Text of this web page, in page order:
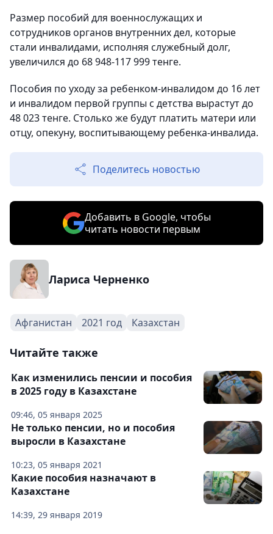
Размер пособий для военнослужащих и
сотрудников органов внутренних дел, которые
стали инвалидами, исполняя служебный долг,
увеличился до 68 948-117 999 тенге.
Пособия по уходу за ребенком-инвалидом до 16 лет
и инвалидом первой группы с детства вырастут до
48 023 тенге. Столько же будут платить матери или
отцу, опекуну, воспитывающему ребенка-инвалида.
Поделитесь новостью
Добавить в Google, чтобы
читать новости первым
Лариса Черненко
Афганистан 2021 год Казахстан
Читайте также
09:46, 05 января 2025
Как изменились пенсии и пособия
в 2025 году в Казахстане
10:23, 05 января 2021
Не только пенсии, но и пособия
выросли в Казахстане
14:39, 29 января 2019
Какие пособия назначают в
Казахстане